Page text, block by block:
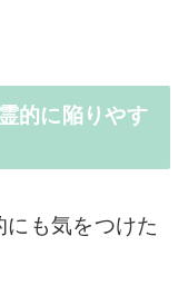
的に陥りやす
も気をつけた